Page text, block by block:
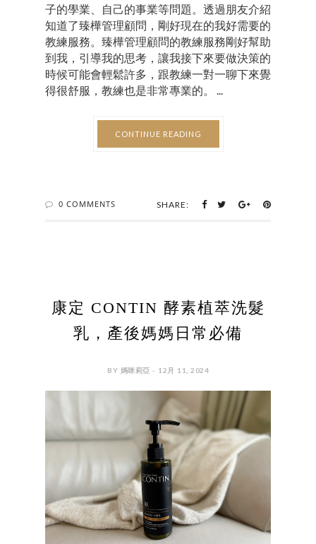
子的學業、自己的事業等問題。透過朋友介紹
知道了臻樺管理顧問，剛好現在的我好需要的
教練服務。臻樺管理顧問的教練服務剛好幫助
到我，引導我的思考，讓我接下來要做決策的
時候可能會輕鬆許多，跟教練一對一聊下來覺
得很舒服，教練也是非常專業的。 ...
CONTINUE READING
0 COMMENTS SHARE:
康定 CONTIN 酵素植萃洗髮
乳，產後媽媽日常必備
BY 媽咪莉亞 - 12月 11, 2024